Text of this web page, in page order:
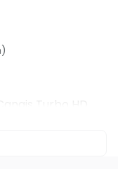
Turbo HD